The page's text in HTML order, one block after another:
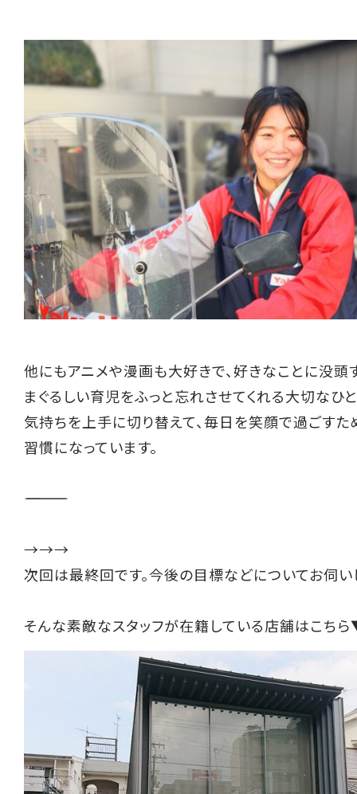
他にもアニメや漫画も大好きで、好きなことに没頭
まぐるしい育児をふっと忘れさせてくれる大切なひと
気持ちを上手に切り替えて、毎日を笑顔で過ごす
習慣になっています。
――――――――――
→→→
次回は最終回です。今後の目標などについてお伺
そんな素敵なスタッフが在籍している店舗はこち